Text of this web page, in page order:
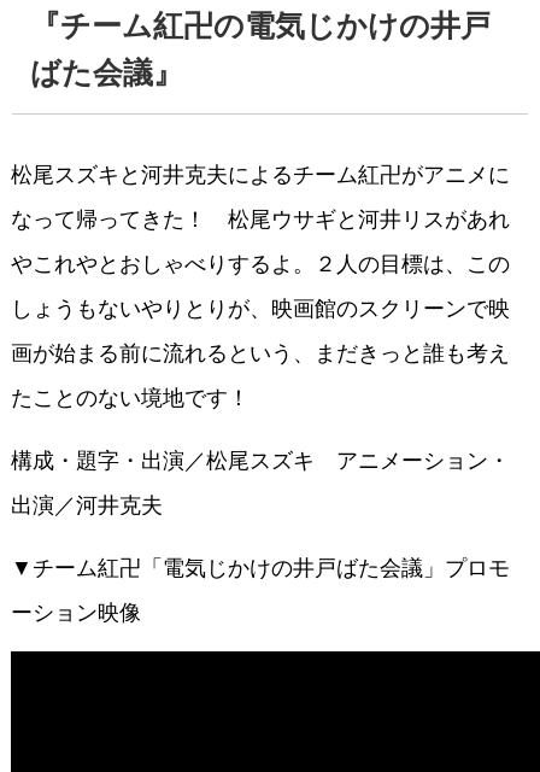
『チーム紅卍の電気じかけの井戸
ばた会議』
松尾スズキと河井克夫によるチーム紅卍がアニメに
なって帰ってきた！ 松尾ウサギと河井リスがあれ
やこれやとおしゃべりするよ。２人の目標は、この
しょうもないやりとりが、映画館のスクリーンで映
画が始まる前に流れるという、まだきっと誰も考え
たことのない境地です！
構成・題字・出演／松尾スズキ アニメーション・
出演／河井克夫
▼チーム紅卍「電気じかけの井戸ばた会議」プロモ
ーション映像